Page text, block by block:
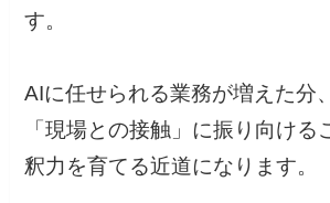
す。
AIに任せられる業務が増えた分
「現場との接触」に振り向ける
釈力を育てる近道になります。